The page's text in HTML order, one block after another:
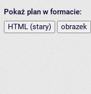
Pokaż plan w formacie:
HTML (stary)
obrazek